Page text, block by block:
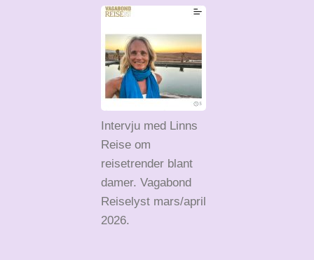
Intervju med Linns
Reise om
reisetrender blant
damer. Vagabond
Reiselyst mars/april
2026.